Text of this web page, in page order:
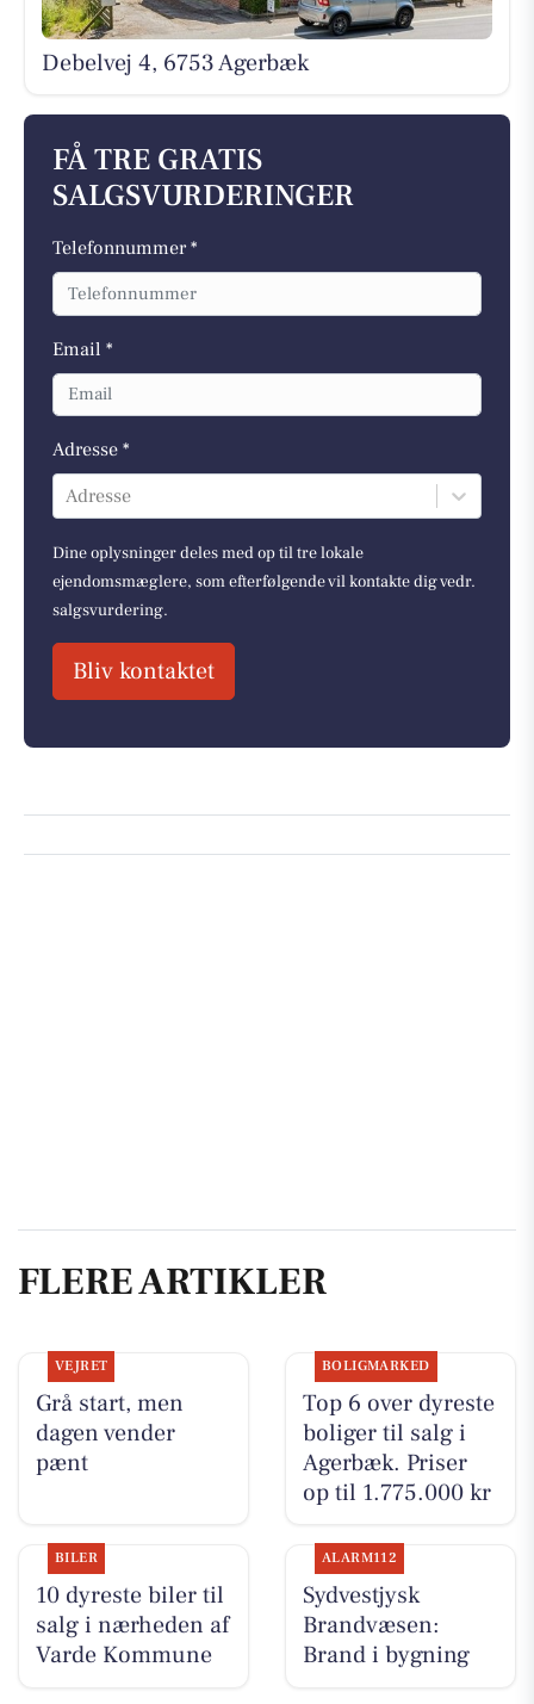
Debelvej 4, 6753 Agerbæk
FÅ TRE GRATIS
SALGSVURDERINGER
Telefonnummer *
Email *
Adresse *
Adresse
Dine oplysninger deles med op til tre lokale
ejendomsmæglere, som efterfølgende vil kontakte dig vedr.
salgsvurdering.
Bliv kontaktet
FLERE ARTIKLER
VEJRET
Grå start, men
dagen vender
pænt
BOLIGMARKED
Top 6 over dyreste
boliger til salg i
Agerbæk. Priser
op til 1.775.000 kr
BILER
10 dyreste biler til
salg i nærheden af
Varde Kommune
ALARM112
Sydvestjysk
Brandvæsen:
Brand i bygning